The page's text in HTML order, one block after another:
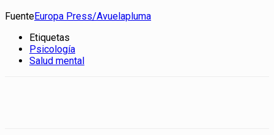
FuenteEuropa Press/Avuelapluma
Etiquetas
Psicología
Salud mental